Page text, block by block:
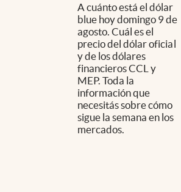
A cuánto está el dólar
blue hoy domingo 9 de
agosto. Cuál es el
precio del dólar oficial
y de los dólares
financieros CCL y
MEP. Toda la
información que
necesitás sobre cómo
sigue la semana en los
mercados.